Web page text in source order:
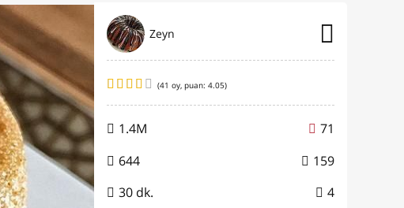
Zeyn
(41 oy, puan: 4.05)
1.4M
71
644
159
30 dk.
4